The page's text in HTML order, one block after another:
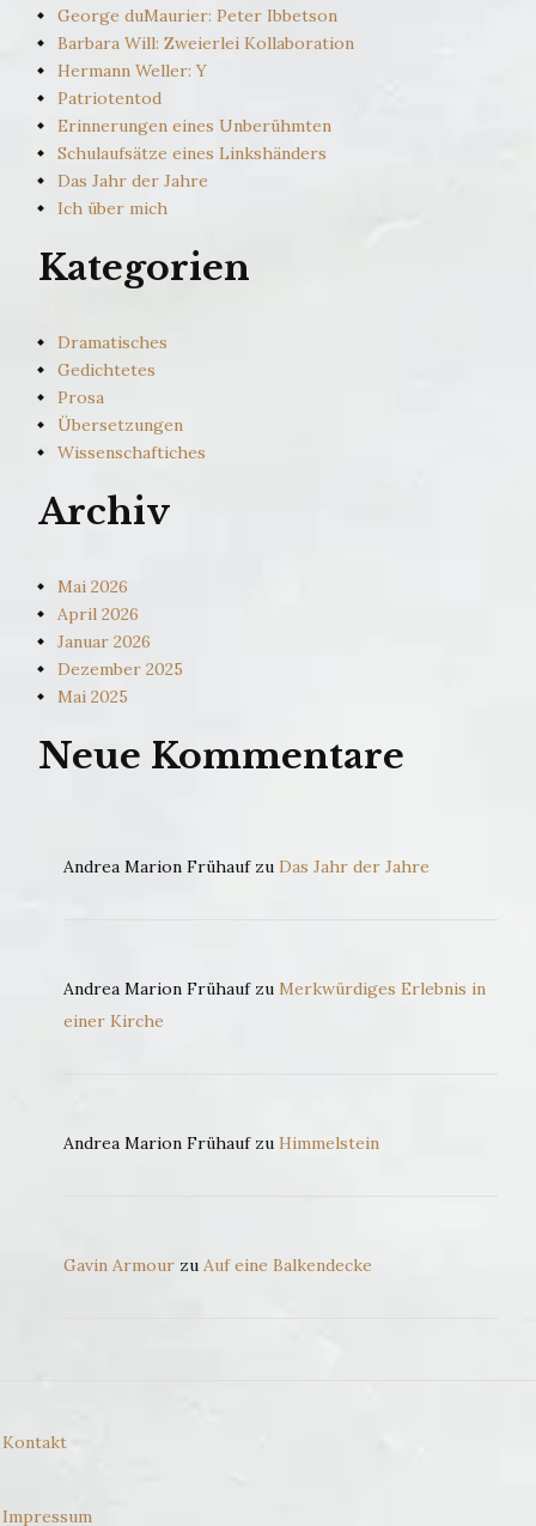
George duMaurier: Peter Ibbetson
Barbara Will: Zweierlei Kollaboration
Hermann Weller: Y
Patriotentod
Erinnerungen eines Unberühmten
Schulaufsätze eines Linkshänders
Das Jahr der Jahre
Ich über mich
Kategorien
Dramatisches
Gedichtetes
Prosa
Übersetzungen
Wissenschaftiches
Archiv
Mai 2026
April 2026
Januar 2026
Dezember 2025
Mai 2025
Neue Kommentare
Andrea Marion Frühaufzu Das Jahr der Jahre
Andrea Marion Frühaufzu Merkwürdiges Erlebnis in
einer Kirche
Andrea Marion Frühaufzu Himmelstein
Gavin Armourzu Auf eine Balkendecke
Kontakt
Impressum